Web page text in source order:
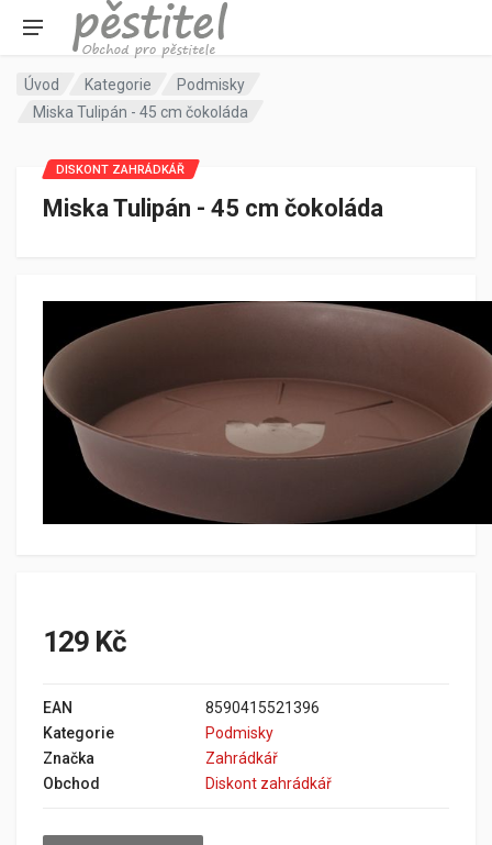
Úvod Kategorie
Podmisky
Miska Tulipán - 45 cm čokoláda
Miska Tulipán - 45 cm čokoláda
DISKONT ZAHRÁDKÁŘ
129 Kč
EAN
8590415521396
Kategorie
Podmisky
Značka
Zahrádkář
Obchod
Diskont zahrádkář